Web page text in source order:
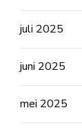
juli 2025
juni 2025
mei 2025